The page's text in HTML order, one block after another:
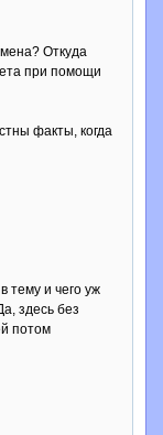
Откуда
при помощи
факты, когда
тему и чего уж
здесь без
потом